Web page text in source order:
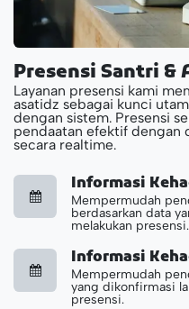
Presensi Santri &
Layanan presensi kami
asatidz sebagai kunci
dengan sistem. Presensi
pendaatan efektif dengan
secara realtime.
Informasi
Mempermudah
berdasarkan data
melakukan presensi.
Informasi
Mempermudah
yang dikonfirmasi
presensi.